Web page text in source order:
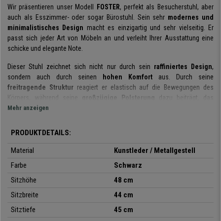
Wir präsentieren unser Modell FOSTER, perfekt als Besucherstuhl, aber
auch als Esszimmer- oder sogar Bürostuhl. Sein sehr modernes und
minimalistisches Design macht es einzigartig und sehr vielseitig. Er
passt sich jeder Art von Möbeln an und verleiht Ihrer Ausstattung eine
schicke und elegante Note.
Dieser Stuhl zeichnet sich nicht nur durch sein raffiniertes Design,
sondern auch durch seinen
hohen Komfort aus. Durch seine
freitragende Strukturreagiert er elastisch auf die Bewegungen des
Körpers, während seine
großzügige Polsterung
dazu beiträgt, das
stundenlange Sitzen auf diesem einzigartigen Möbelstück angenehm zu
Die Polsterung des Stuhls ist aus
Kunstleder
, widerstandsfähig und pflegeleicht. Das Gestell ist aus
Schutzpolstern ausgestattet, die für eine hervorragende Sitzstabilität
sorgen und Ihren Boden vor Kratzern schützen.
DieReinigung und Wartung dieses Stuhls
Sie ein feuchtes Tuch oder einen mit einem speziellen Aufsatz
Mehr anzeigen
PRODUKTDETAILS:
Material
Kunstleder / Metallgestell
Farbe
Schwarz
Sitzhöhe
48 cm
Sitzbreite
44 cm
Sitztiefe
45 cm